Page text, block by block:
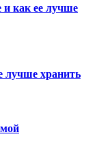
и как ее лучше
лучше хранить